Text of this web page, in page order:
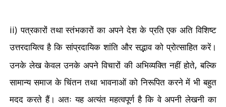
ii)पत्रकारों तथा स्तंभकारों का अपने देश के प्रति एक अति विशिष्ट
उत्तरदायित्व है कि सांप्रदायिक शांति और सद्भाव को प्रोत्साहित करें।
उनके लेख केवल उनके अपने विचारों की अभिव्यक्ति नहीं होते,बल्कि
सामान्य समाज के चिंतन तथा भावनाओं को निरूपित करने में भी बहुत
मदद करतेहैं। अतः यह अत्यंत महत्वपूर्ण है कि वे अपनी लेखनी का